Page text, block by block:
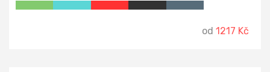
od 1217 Kč